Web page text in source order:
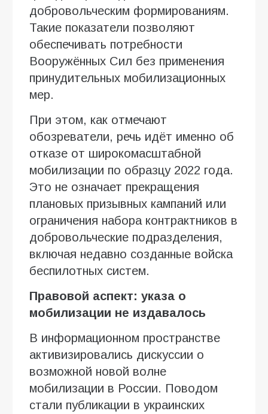
добровольческим формированиям.
Такие показатели позволяют
обеспечивать потребности
Вооружённых Сил без применения
принудительных мобилизационных
мер.
При этом, как отмечают
обозреватели, речь идёт именно об
отказе от широкомасштабной
мобилизации по образцу 2022 года.
Это не означает прекращения
плановых призывных кампаний или
ограничения набора контрактников в
добровольческие подразделения,
включая недавно созданные войска
беспилотных систем.
Правовой аспект: указа о
мобилизации не издавалось
В информационном пространстве
активизировались дискуссии о
возможной новой волне
мобилизации в России. Поводом
стали публикации в украинских